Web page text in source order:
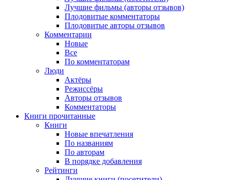
Лучшие фильмы (авторы отзывов)
Плодовитые комментаторы
Плодовитые авторы отзывов
Комментарии
Новые
Все
По комментаторам
Люди
Актёры
Режиссёры
Авторы отзывов
Комментаторы
Книги прочитанные
Книги
Новые впечатления
По названиям
По авторам
В порядке добавления
Рейтинги